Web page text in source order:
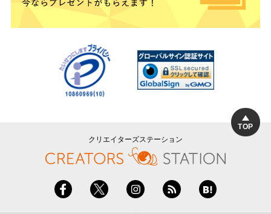
TOP
クリエイターズステーション